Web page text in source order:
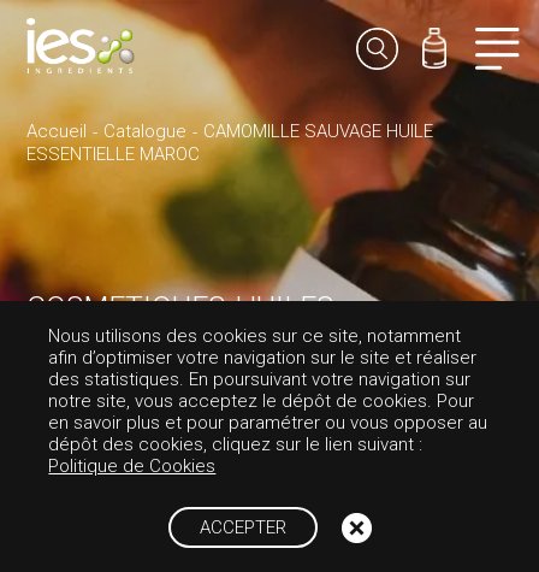
Accueil Catalogue
CAMOMILLE SAUVAGE HUILE
ESSENTIELLE MAROC
COSMETIQUES-HUILES
ESSENTIELLES
CAMOMILLE SAU
VAGE HUILE ESSE
NTIELLE MAROC
Nous utilisons des cookies sur ce site, notamment
afin d’optimiser votre navigation sur le site et réaliser
des statistiques. En poursuivant votre navigation sur
notre site, vous acceptez le dépôt de cookies. Pour
en savoir plus et pour paramétrer ou vous opposer au
dépôt des cookies, cliquez sur le lien suivant :
Politique de Cookies
ACCEPTER